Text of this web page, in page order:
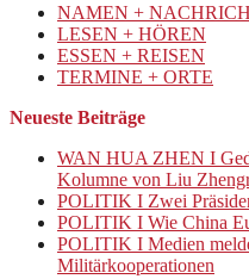
NAMEN +
LESEN + HÖREN
ESSEN + REISEN
TERMINE + ORTE
Neueste Beiträge
WAN HUA ZHEN I
Kolumne von Liu
POLITIK I Zwei
POLITIK I Wie China
POLITIK I Medien
Militärkooperationen